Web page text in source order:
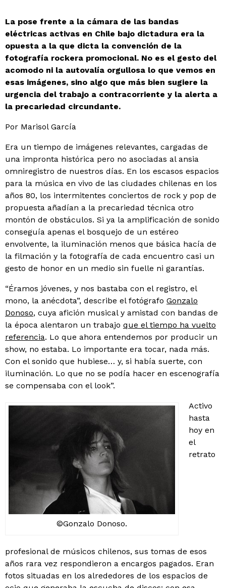
La pose frente a la cámara de las bandas
eléctricas activas en Chile bajo dictadura era la
opuesta a la que dicta la convención de la
fotografía rockera promocional. No es el gesto del
acomodo ni la autovalía orgullosa lo que vemos en
esas imágenes, sino algo que más bien sugiere la
urgencia del trabajo a contracorriente y la alerta a
la precariedad circundante.
Por Marisol García
Era un tiempo de imágenes relevantes, cargadas de
una impronta histórica pero no asociadas al ansia
omniregistro de nuestros días. En los escasos espacios
para la música en vivo de las ciudades chilenas en los
años 80, los intermitentes conciertos de rock y pop de
propuesta añadían a la precariedad técnica otro
montón de obstáculos. Si ya la amplificación de sonido
conseguía apenas el bosquejo de un estéreo
envolvente, la iluminación menos que básica hacía de
la filmación y la fotografía de cada encuentro casi un
gesto de honor en un medio sin fuelle ni garantías.
“Éramos jóvenes, y nos bastaba con el registro, el
mono, la anécdota”, describe el fotógrafo Gonzalo
Donoso, cuya afición musical y amistad con bandas de
la época alentaron un trabajo que el tiempo ha vuelto
referencia. Lo que ahora entendemos por producir un
show, no estaba. Lo importante era tocar, nada más.
Con el sonido que hubiese… y, si había suerte, con
iluminación. Lo que no se podía hacer en escenografía
se compensaba con el look”.
©Gonzalo Donoso.
Activo
hasta
hoy en
el
retrato
profesional de músicos chilenos, sus tomas de esos
años rara vez respondieron a encargos pagados. Eran
fotos situadas en los alrededores de los espacios de